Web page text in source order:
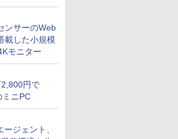
ンサーのWeb
載した小規模
モニター
円で
ミニPC
ジェント、